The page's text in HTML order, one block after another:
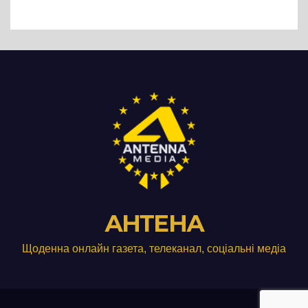
АНТЕНА
Щоденна онлайн газета, телеканал, соціальні медіа